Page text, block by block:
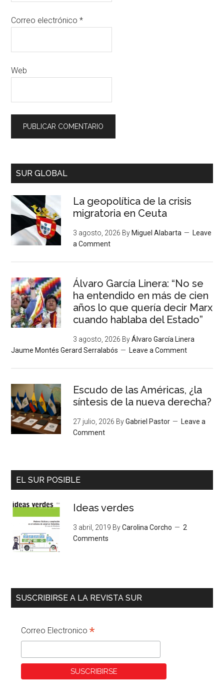
Correo electrónico*
Web
SUR GLOBAL
La geopolítica de la crisis
migratoria en Ceuta
3 agosto, 2026 By Miguel Alabarta
Leave
a Comment
Álvaro García Linera: “No se
ha entendido en más de cien
años lo que quería decir Marx
cuando hablaba del Estado”
3 agosto, 2026 ByÁlvaro García Linera
Jaume Montés Gerard Serralabós
Leave a Comment
Escudo de las Américas, ¿la
síntesis de la nueva derecha?
27 julio, 2026 ByGabriel Pastor
Leave a
Comment
EL SUR POSIBLE
Ideas verdes
3 abril, 2019 ByCarolina Corcho
2
Comments
SUSCRIBIRSE A LA REVISTA SUR
Correo Electronico*